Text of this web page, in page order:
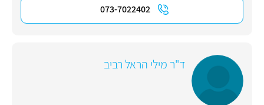
073-7022402
ד"ר מילי הראל רביב